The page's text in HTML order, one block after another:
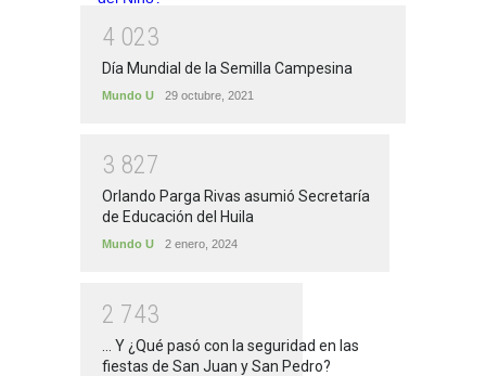
4 023
Día Mundial de la Semilla Campesina
Mundo U 29 octubre, 2021
3 827
Orlando Parga Rivas asumió Secretaría
de Educación del Huila
Mundo U 2 enero, 2024
2 743
... Y ¿Qué pasó con la seguridad en las
fiestas de San Juan y San Pedro?